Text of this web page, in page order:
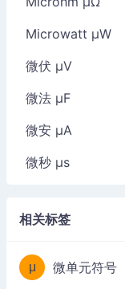
Microwatt µW
微伏 µV
微法 µF
微安 µA
微秒 µs
相关标签
μ 微单元符号